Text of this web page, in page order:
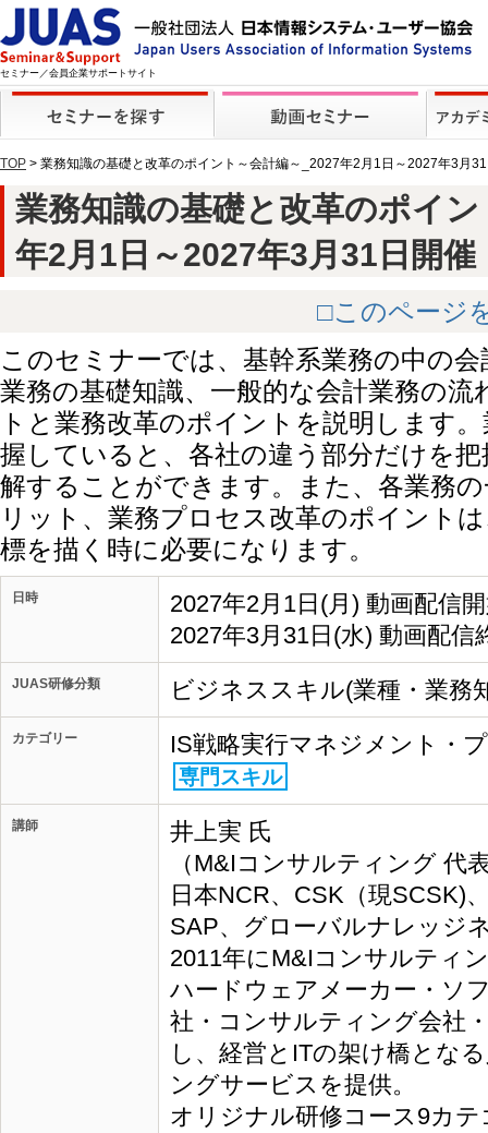
セミナー／会員企業サポートサイト
TOP > 業務知識の基礎と改革のポイント～会計編～_2027年2月1日～2027年3月
業務知識の基礎と改革のポイ
年2月1日～2027年3月31日開
□このページ
このセミナーでは、基幹系業務の中の
業務の基礎知識、一般的な会計業務の
トと業務改革のポイントを説明します
握していると、各社の違う部分だけを
解することができます。また、各業務
リット、業務プロセス改革のポイント
標を描く時に必要になります。
日時
2027年2月1日(月) 動画配信
2027年3月31日(水) 動画配信
JUAS研修分類 ビジネススキル(業種・業務
カテゴリー IS戦略実行マネジメント・
専門スキル
講師
井上実 氏
（M&Iコンサルティング 代
日本NCR、CSK（現SCSK)
SAP、グローバルナレッジ
2011年にM&Iコンサルティ
ハードウェアメーカー・ソ
社・コンサルティング会社
し、経営とITの架け橋とな
ングサービスを提供。
オリジナル研修コース9カ